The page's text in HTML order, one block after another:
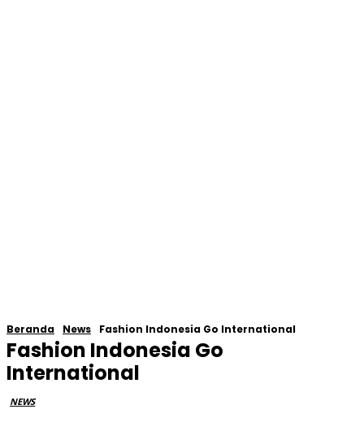
Beranda News Fashion Indonesia Go International
Fashion Indonesia Go
International
NEWS